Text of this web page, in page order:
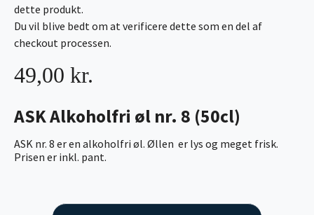
ASK Alkoholfri øl nr. 8 (50cl)
ASK nr. 8 er en alkoholfri øl. Øllen er lys og meget frisk.
Prisen er inkl. pant.
49,00 kr.
dette produkt.
Du vil blive bedt om at verificere dette som en del af
checkout processen.